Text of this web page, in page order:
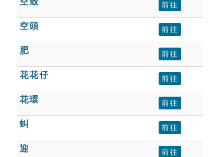
教學應用
貓頭鷹博士
前往
空頭 前往
肥 前往
花花仔 前往
花環 前往
虯 前往
迎 前往